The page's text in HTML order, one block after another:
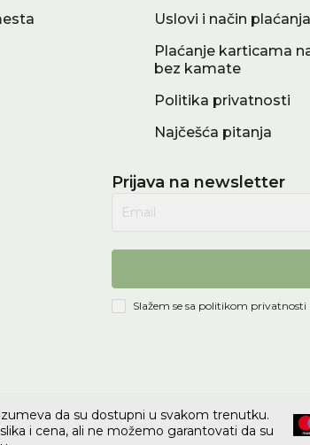
Uslovi i način plaćanja
Plaćanje karticama
bez kamate
Politika privatnosti
Najčešća pitanja
Prijava na newsletter
Email
Slažem se sa politikom privatnosti
da su dostupni u svakom trenutku.
i cena, ali ne možemo garantovati da su